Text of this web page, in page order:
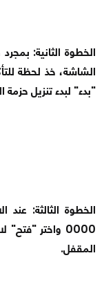
الخطوة الثانية:
الشاشة، خذ لحظة
"بدء" لبدء تنزيل حزمة
الخطوة الثالثة: عند
0000 واختر
المقفل.